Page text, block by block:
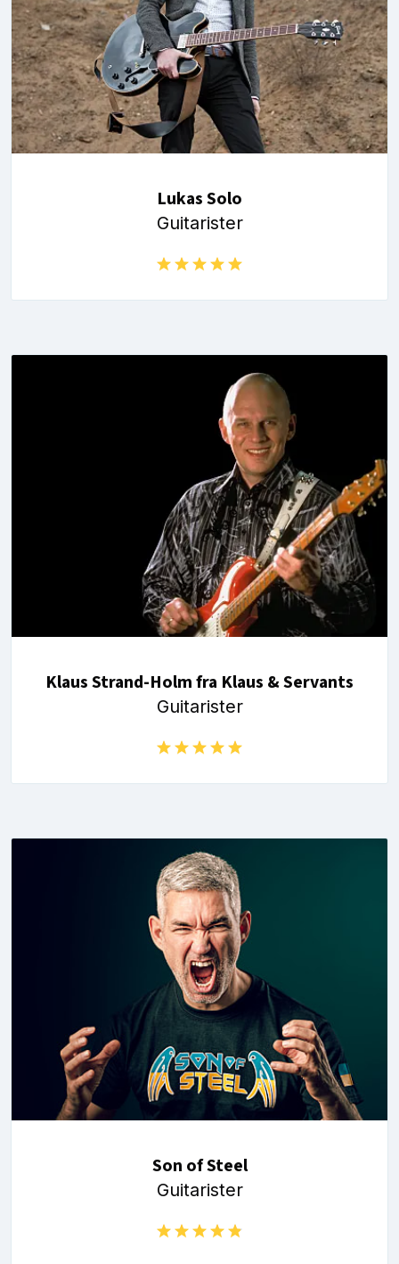
Lukas Solo
Guitarister
Klaus Strand-Holm fra Klaus & Servants
Guitarister
Son of Steel
Guitarister